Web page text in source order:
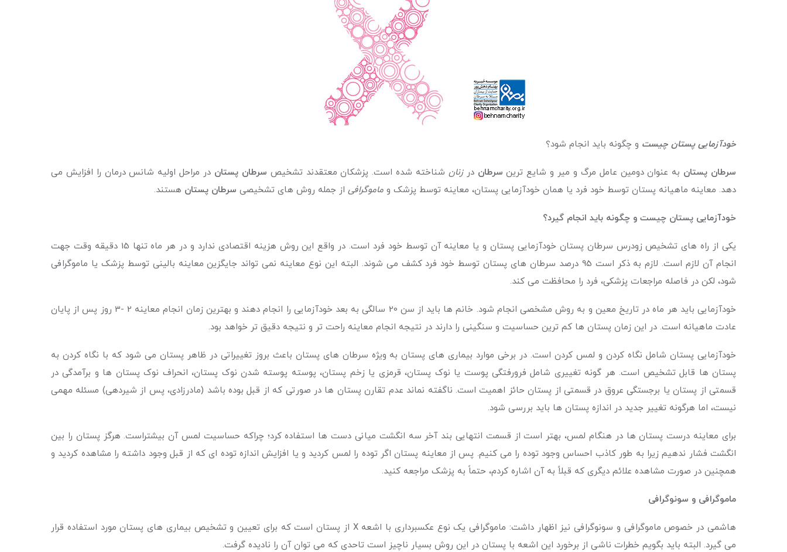
خودآزمایی پستان چیست و چگونه باید انجام شود؟
سرطان پستان به عنوان دومین عامل مرگ و میر و شایع ترین سرطان درزنان شناخته شده است. پزشکان معتقدند تشخیص سرطان پستان در مراحل اولیه شانس درمان را افزایش می
دهد. معاینه ماهیانه پستان توسط خود فرد یا همان خودآزمایی پستان، معاینه توسط پزشک و ماموگرافی از جمله روش های تشخیصی سرطان پستان هستند.
خودآزمایی پستان چیست و چگونه باید انجام گیرد؟
یکی از راه های تشخیص زودرس سرطان پستان خودآزمایی پستان و یا معاینه آن توسط خود فرد است. در واقع این روش هزینه اقتصادی ندارد و در هر ماه تنها 15 دقیقه وقت جهت
انجام آن لازم است. لازم به ذکر است 95 درصد سرطان های پستان توسط خود فرد کشف می شوند. البته این نوع معاینه نمی تواند جایگزین معاینه بالینی توسط پزشک یا ماموگرافی
شود، لکن در فاصله مراجعات پزشکی، فرد را محافظت می کند.
خودآزمایی باید هر ماه در تاریخ معین و به روش مشخصی انجام شود. خانم ها باید از سن 20 سالگی به بعد خودآزمایی را انجام دهند و بهترین زمان انجام معاینه 2 -3 روز پس از پایان
عادت ماهیانه است. در این زمان پستان ها کم ترین حساسیت و سنگینی را دارند در نتیجه انجام معاینه راحت تر و نتیجه دقیق تر خواهد بود.
خودآزمایی پستان شامل نگاه کردن و لمس کردن است. در برخی موارد بیماری های پستان به ویژه سرطان های پستان باعث بروز تغییراتی در ظاهر پستان می شود که با نگاه کردن به
پستان ها قابل تشخیص است. هر گونه تغییری شامل فرورفتگی پوست یا نوک پستان، قرمزی یا زخم پستان، پوسته پوسته شدن نوک پستان، انحراف نوک پستان ها و برآمدگی در
قسمتی از پستان یا برجستگی عروق در قسمتی از پستان حائز اهمیت است. ناگفته نماند عدم تقارن پستان ها در صورتی که از قبل بوده باشد (مادرزادی، پس از شیردهی) مسئله مهمی
نیست، اما هرگونه تغییر جدید در اندازه پستان ها باید بررسی شود.
برای معاینه درست پستان ها در هنگام لمس، بهتر است از قسمت انتهایی بند آخر سه انگشت میانی دست ها استفاده کرد؛ چراکه حساسیت لمس آن بیشتراست. هرگز پستان را بین
انگشت فشار ندهیم زیرا به طور کاذب احساس وجود توده را می کنیم. پس از معاینه پستان اگر توده را لمس کردید و یا افزایش اندازه توده ای که از قبل وجود داشته را مشاهده کردید و
همچنین در صورت مشاهده علائم دیگری که قبلاً به آن اشاره کردم، حتماً به پزشک مراجعه کنید.
ماموگرافی و سونوگرافی
هاشمی در خصوص ماموگرافی و سونوگرافی نیز اظهار داشت: ماموگرافی یک نوع عکسبرداری با اشعه X از پستان است که برای تعیین و تشخیص بیماری های پستان مورد استفاده قرار
می گیرد. البته باید بگویم خطرات ناشی از برخورد این اشعه با پستان در این روش بسیار ناچیز است تاحدی که می توان آن را نادیده گرفت.